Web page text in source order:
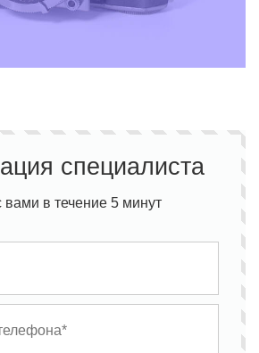
специалиста
в течение 5 минут